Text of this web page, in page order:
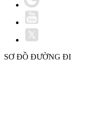
SƠ ĐỒ ĐƯỜNG ĐI